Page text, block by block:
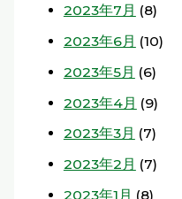
2023年7月 (8)
2023年6月 (10)
2023年5月 (6)
2023年4月 (9)
2023年3月 (7)
2023年2月 (7)
2023年1月 (8)